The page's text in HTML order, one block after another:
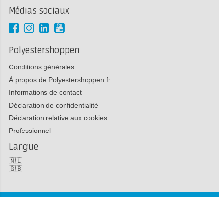
Médias sociaux
Polyestershoppen
Conditions générales
À propos de Polyestershoppen.fr
Informations de contact
Déclaration de confidentialité
Déclaration relative aux cookies
Professionnel
Langue
🇳🇱
🇬🇧